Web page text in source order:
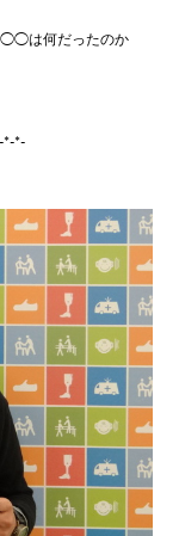
◯◯は何だったのか
*-*-